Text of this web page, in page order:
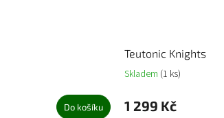
Do košíku
Teutonic Knights
Skladem (1 ks)
1 299 Kč